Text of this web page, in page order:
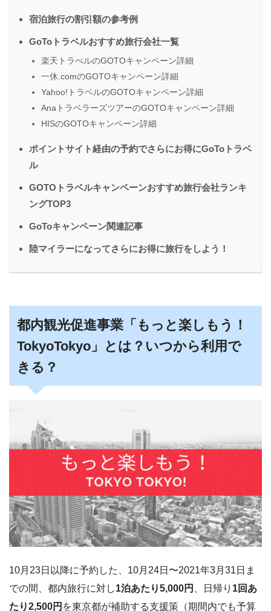
宿泊旅行の割引額の参考例
GoToトラベルおすすめ旅行会社一覧
楽天トラべルのGOTOキャンペーン詳細
一休.comのGOTOキャンペーン詳細
Yahoo!トラベルのGOTOキャンペーン詳細
AnaトラベラーズツアーのGOTOキャンペーン詳細
HISのGOTOキャンペーン詳細
ポイントサイト経由の予約でさらにお得にGoToトラベ
ル
GOTOトラベルキャンペーンおすすめ旅行会社ランキ
ングTOP3
GoToキャンペーン関連記事
陸マイラーになってさらにお得に旅行をしよう！
都内観光促進事業「もっと楽しもう！
TokyoTokyo」とは？いつから利用で
きる？
10月23日以降に予約した、10月24日〜2021年3月31日ま
での間、都内旅行に対し1泊あたり5,000円 、日帰り 1回あ
たり2,500円 を東京都が補助する支援策（期間内でも予算